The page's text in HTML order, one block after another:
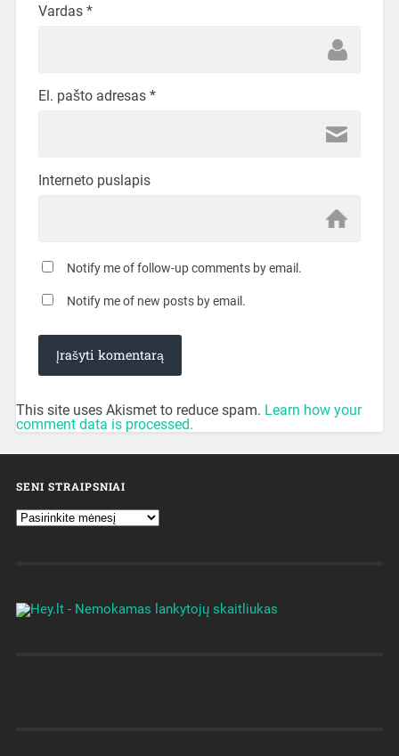
Vardas *
El. pašto adresas *
Interneto puslapis
Notify me of follow-up comments by email.
Notify me of new posts by email.
This site uses Akismet to reduce spam. Learn how your
comment data is processed.
SENI STRAIPSNIAI